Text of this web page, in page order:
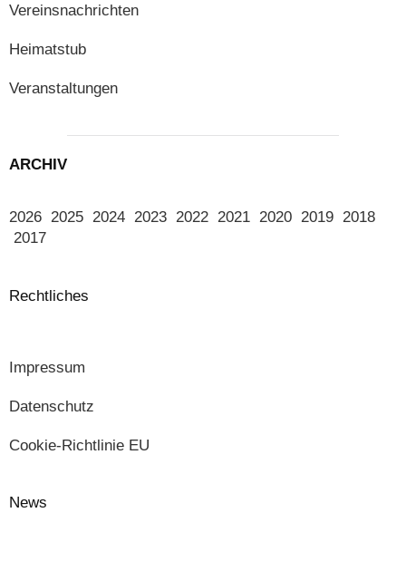
Vereinsnachrichten
Heimatstub
Veranstaltungen
ARCHIV
2026 2025 2024 2023 2022 2021 2020 2019 2018
2017
Rechtliches
Impressum
Datenschutz
Cookie-Richtlinie EU
News